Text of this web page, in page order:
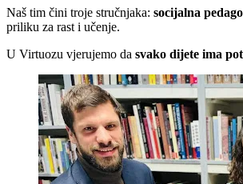
Naš tim čini troje stručnjaka: socijalna
priliku za rast i učenje.
U Virtuozu vjerujemo da svako dijete ima